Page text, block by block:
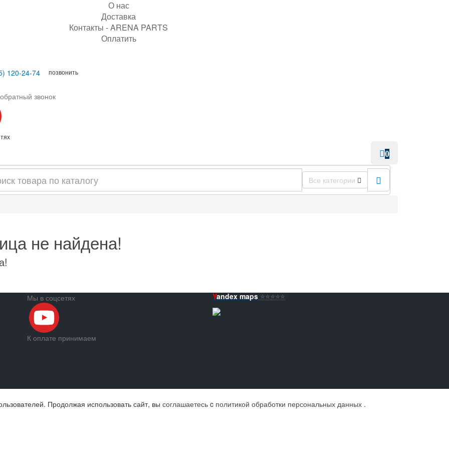
О нас
Доставка
Контакты - ARENA PARTS
Оплатить
120-24-74 позвонить
звонок
0
Все категории
не найдена!
Мы в соцсетях
К оплате принимаем
Yandex maps ⭐️⭐️⭐️⭐️⭐️
Продолжая использовать сайт, вы соглашаетесь c политикой обработки персональных данных .